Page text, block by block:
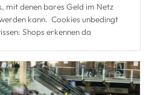
mit denen bares Geld im Netz
kann. Cookies unbedingt
Shops erkennen da